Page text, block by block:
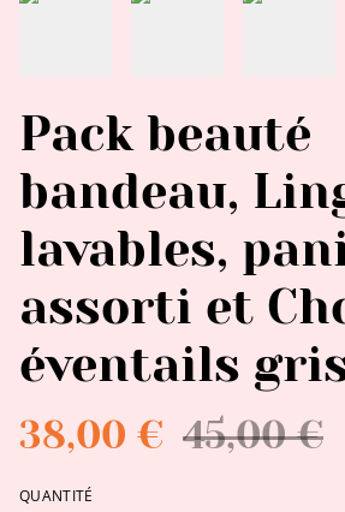
Pack beauté
bandeau,
lavables,
assorti et
éventails
38,00 € 45,00 €
QUANTITÉ